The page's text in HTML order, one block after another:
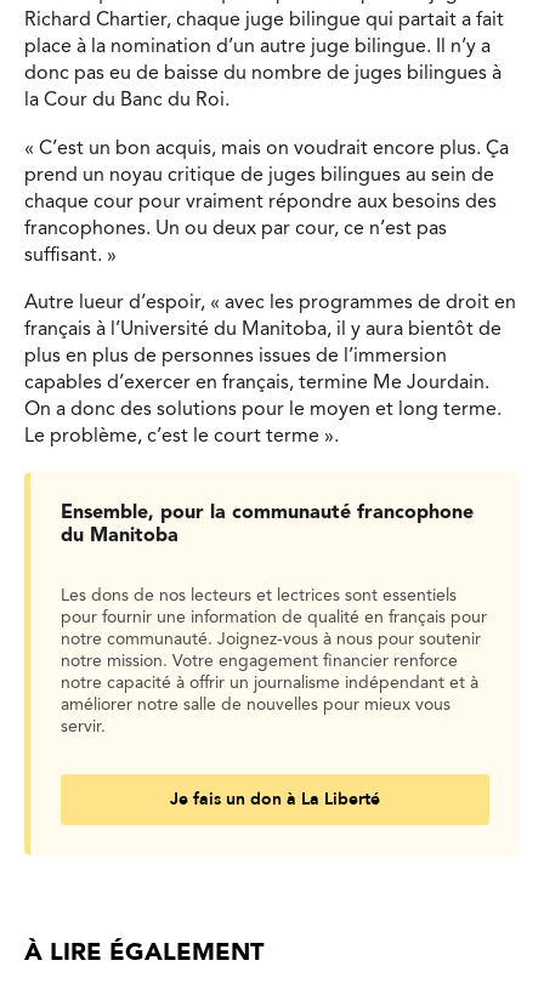
Richard Chartier, chaque juge bilingue qui partait a fait
place à la nomination d’un autre juge bilingue. Il n’y a
donc pas eu de baisse du nombre de juges bilingues à
la Cour du Banc du Roi.
« C’est un bon acquis, mais on voudrait encore plus. Ça
prend un noyau critique de juges bilingues au sein de
chaque cour pour vraiment répondre aux besoins des
francophones. Un ou deux par cour, ce n’est pas
suffisant. »
Autre lueur d’espoir, « avec les programmes de droit en
français à l’Université du Manitoba, il y aura bientôt de
plus en plus de personnes issues de l’immersion
capables d’exercer en français, termine Me Jourdain.
On a donc des solutions pour le moyen et long terme.
Le problème, c’est le court terme ».
Ensemble, pour la communauté francophone
du Manitoba
Les dons de nos lecteurs et lectrices sont essentiels
pour fournir une information de qualité en français pour
notre communauté. Joignez-vous à nous pour soutenir
notre mission. Votre engagement financier renforce
notre capacité à offrir un journalisme indépendant et à
améliorer notre salle de nouvelles pour mieux vous
servir.
Je fais un don à La Liberté
À LIRE ÉGALEMENT